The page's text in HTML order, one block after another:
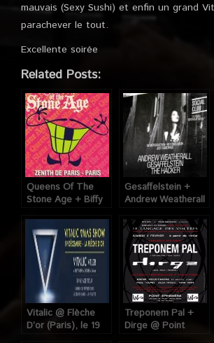
mauvais (Sexy Sushi) et enfin un grand
parachever le tout.
Excellente soirée
Related Posts:
Queens Of The
Stone Age + Biffy
(Paris), le 29
Février 2008
Gesaffelstein +
Andrew Weatherall
(Paris), le 02
Février 2013
Vitalic @ Flèche
D’or (Paris), le 19
Treponem Pal +
Dirge @ Point